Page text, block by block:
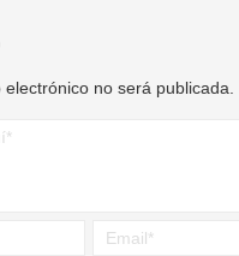
no será publicada.